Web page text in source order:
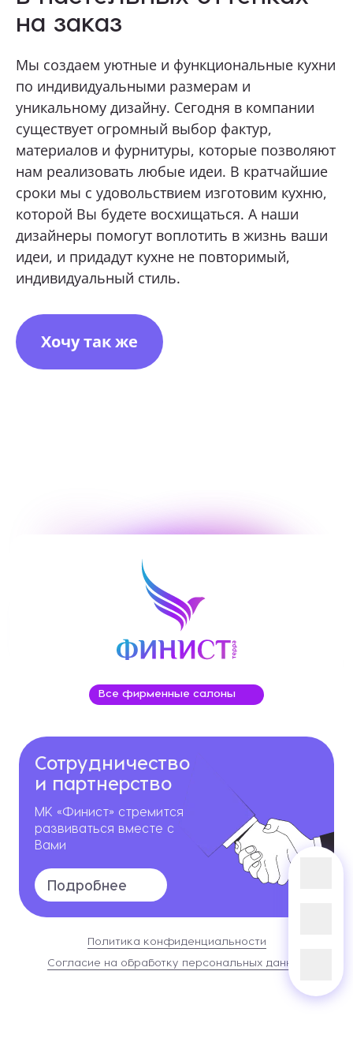
на заказ
Мы создаем уютные и функциональные кухни
по индивидуальными размерам и
уникальному дизайну. Сегодня в компании
существует огромный выбор фактур,
материалов и фурнитуры, которые позволяют
нам реализовать любые идеи. В кратчайшие
сроки мы с удовольствием изготовим кухню,
которой Вы будете восхищаться. А наши
дизайнеры помогут воплотить в жизнь ваши
идеи, и придадут кухне не повторимый,
индивидуальный стиль.
Хочу так же
Все фирменные салоны
Сотрудничество
и партнерство
МК «Финист» стремится
развиваться вместе с
Вами
Подробнее
Политика конфиденциальности
Согласие на обработку персональных данных
Нажимая кнопку «Отправить», я даю свое согласие
на обработку моих персональных данных, в соответствии с
Федеральным законом от 27.07.2006 года № 152-ФЗ
«О персональных данных», на условиях и для целей,
определенных вСогласии на обработку персональных данных *